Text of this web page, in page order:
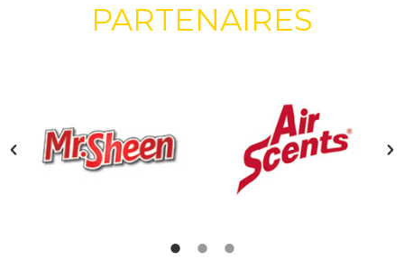
PARTENAIRES